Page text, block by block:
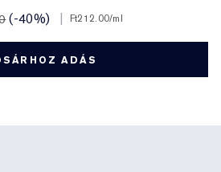
(-40%) Ft212.00/ml
ADÁS